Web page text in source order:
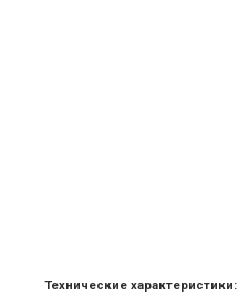
Технические характеристики: